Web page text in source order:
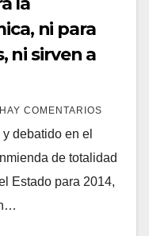
ni para
ni sirven a
COMENTARIOS
debatido en el
de totalidad
Estado para 2014,